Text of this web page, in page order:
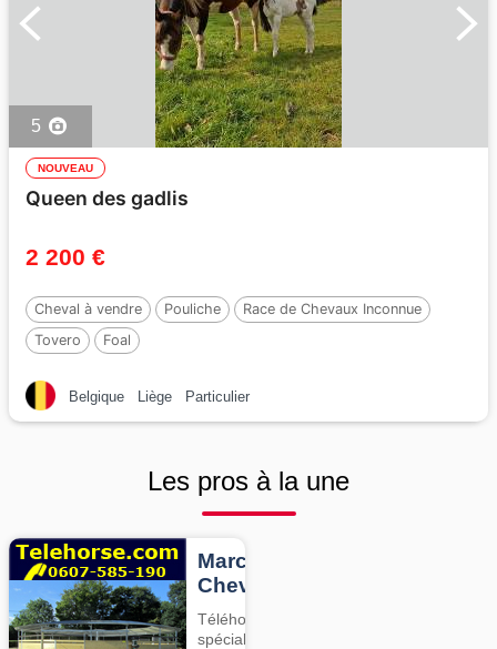
5
NOUVEAU
Queen des gadlis
2 200 €
Cheval à vendre Pouliche
Race de Chevaux Inconnue
Tovero
Foal
Belgique Liège Particulier
Les pros à la une
Marcheurs
Chevaux
Téléhorse,
spécialiste